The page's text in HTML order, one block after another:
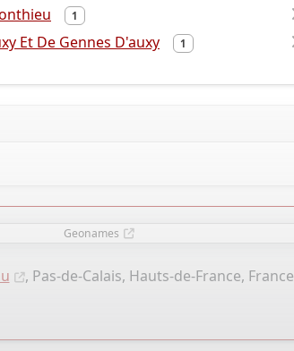
1
Et De Gennes D'auxy 1
Geonames
, Pas-de-Calais, Hauts-de-France, France